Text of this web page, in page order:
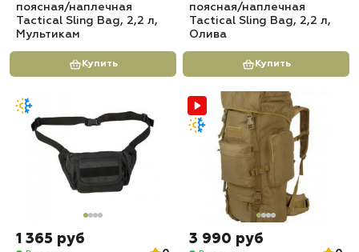
поясная/наплечная
Tactical Sling Bag, 2,2 л,
Мультикам
Купить
поясная/наплечная
Tactical Sling Bag, 2,2 л,
Олива
Купить
1 365 руб 3 990 руб